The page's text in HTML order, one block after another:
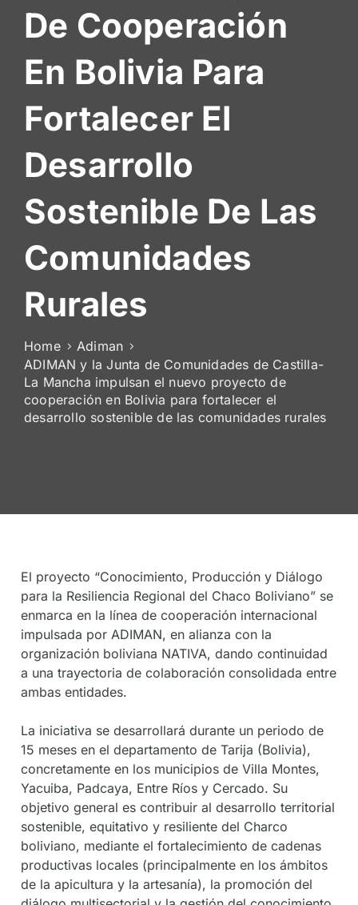
De Cooperación
En Bolivia Para
Fortalecer El
Desarrollo
Sostenible De Las
Comunidades
Rurales
Home
Adiman
ADIMAN y la Junta de Comunidades de Castilla-
La Mancha impulsan el nuevo proyecto de
cooperación en Bolivia para fortalecer el
desarrollo sostenible de las comunidades rurales
El proyecto “Conocimiento, Producción y Diálogo
para la Resiliencia Regional del Chaco Boliviano” se
enmarca en la línea de cooperación internacional
impulsada por ADIMAN, en alianza con la
organización boliviana NATIVA, dando continuidad
a una trayectoria de colaboración consolidada entre
ambas entidades.
La iniciativa se desarrollará durante un periodo de
15 meses en el departamento de Tarija (Bolivia),
concretamente en los municipios de Villa Montes,
Yacuiba, Padcaya, Entre Ríos y Cercado. Su
objetivo general es contribuir al desarrollo territorial
sostenible, equitativo y resiliente del Charco
boliviano, mediante el fortalecimiento de cadenas
productivas locales (principalmente en los ámbitos
de la apicultura y la artesanía), la promoción del